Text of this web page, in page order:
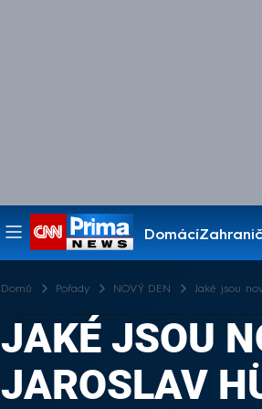
Domácí
Pořady
Domů Pořady NOVÝ DEN Jaké jsou
JAKÉ JSOU
JAROSLAV